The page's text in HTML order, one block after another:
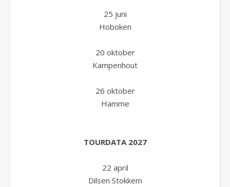
25 juni
Hoboken
20 oktober
Kampenhout
26 oktober
Hamme
TOURDATA 2027
22 april
Dilsen Stokkem